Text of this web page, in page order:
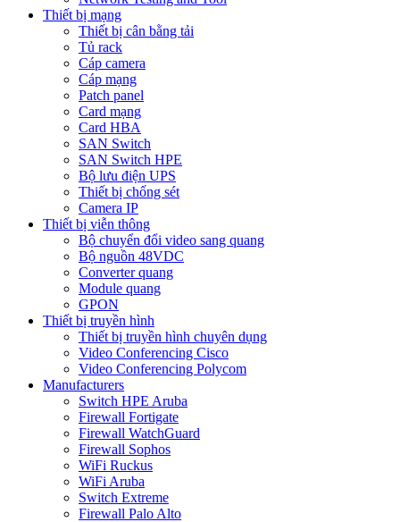
Thiết bị mạng
Thiết bị cân bằng tải
Tủ rack
Cáp camera
Cáp mạng
Patch panel
Card mạng
Card HBA
SAN Switch
SAN Switch HPE
Bộ lưu điện UPS
Thiết bị chống sét
Camera IP
Thiết bị viễn thông
Bộ chuyển đổi video sang quang
Bộ nguồn 48VDC
Converter quang
Module quang
GPON
Thiết bị truyền hình
Thiết bị truyền hình chuyên dụng
Video Conferencing Cisco
Video Conferencing Polycom
Manufacturers
Switch HPE Aruba
Firewall Fortigate
Firewall WatchGuard
Firewall Sophos
WiFi Ruckus
WiFi Aruba
Switch Extreme
Firewall Palo Alto